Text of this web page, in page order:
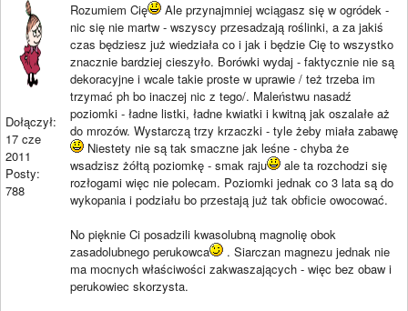
Dołączył:
17 cze
2011
Posty:
788
Rozumiem Cię
Ale przynajmniej wciągasz się w ogródek -
nic się nie martw - wszyscy przesadzają roślinki, a za jakiś
czas będziesz już wiedziała co i jak i będzie Cię to wszystko
znacznie bardziej cieszyło. Borówki wydaj - faktycznie nie są
dekoracyjne i wcale takie proste w uprawie / też trzeba im
trzymać ph bo inaczej nic z tego/. Maleństwu nasadź
poziomki - ładne listki, ładne kwiatki i kwitną jak oszalałe aż
do mrozów. Wystarczą trzy krzaczki - tyle żeby miała zabawę
Niestety nie są tak smaczne jak leśne - chyba że
wsadzisz żółtą poziomkę - smak raju
ale ta rozchodzi się
rozłogami więc nie polecam. Poziomki jednak co 3 lata są do
wykopania i podziału bo przestają już tak obficie owocować.
No pięknie Ci posadzili kwasolubną magnolię obok
zasadolubnego perukowca
. Siarczan magnezu jednak nie
ma mocnych właściwości zakwaszających - więc bez obaw i
perukowiec skorzysta.